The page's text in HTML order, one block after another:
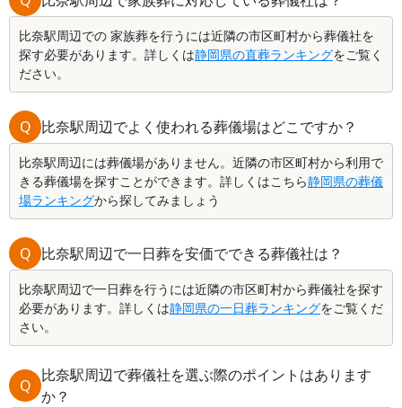
比奈駅周辺での 家族葬を行うには近隣の市区町村から葬儀社を
探す必要があります。詳しくは静岡県の直葬ランキングをご覧く
ださい。
Q 比奈駅周辺でよく使われる葬儀場はどこですか？
比奈駅周辺には葬儀場がありません。近隣の市区町村から利用で
きる葬儀場を探すことができます。詳しくはこちら静岡県の葬儀
場ランキングから探してみましょう
Q 比奈駅周辺で一日葬を安価でできる葬儀社は？
比奈駅周辺で一日葬を行うには近隣の市区町村から葬儀社を探す
必要があります。詳しくは静岡県の一日葬ランキングをご覧くだ
さい。
Q
比奈駅周辺で葬儀社を選ぶ際のポイントはあります
か？